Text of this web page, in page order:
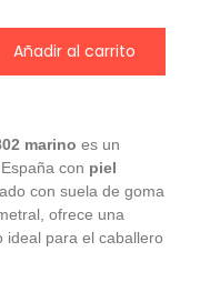
Añadir al carrito
marino es un
con piel
con suela de goma
ofrece una
ideal para el caballero